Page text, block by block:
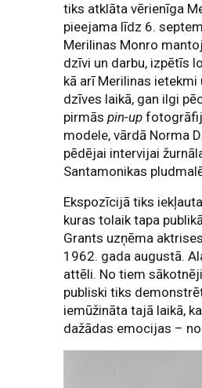
tiks atklāta vērienīga
pieejama līdz 6.
Merilinas Monro
dzīvi un darbu, izpētīs
kā arī Merilinas
dzīves laikā, gan ilgi
pirmāspin-up
modele, vārdā Norma
pēdējai intervijai
Santamonikas
Ekspozīcijā tiks
kuras tolaik tapa
Grants uzņēma
1962. gada augustā.
attēli. No tiem
publiski tiks
iemūžināta tajā laikā,
dažādas emocijas –